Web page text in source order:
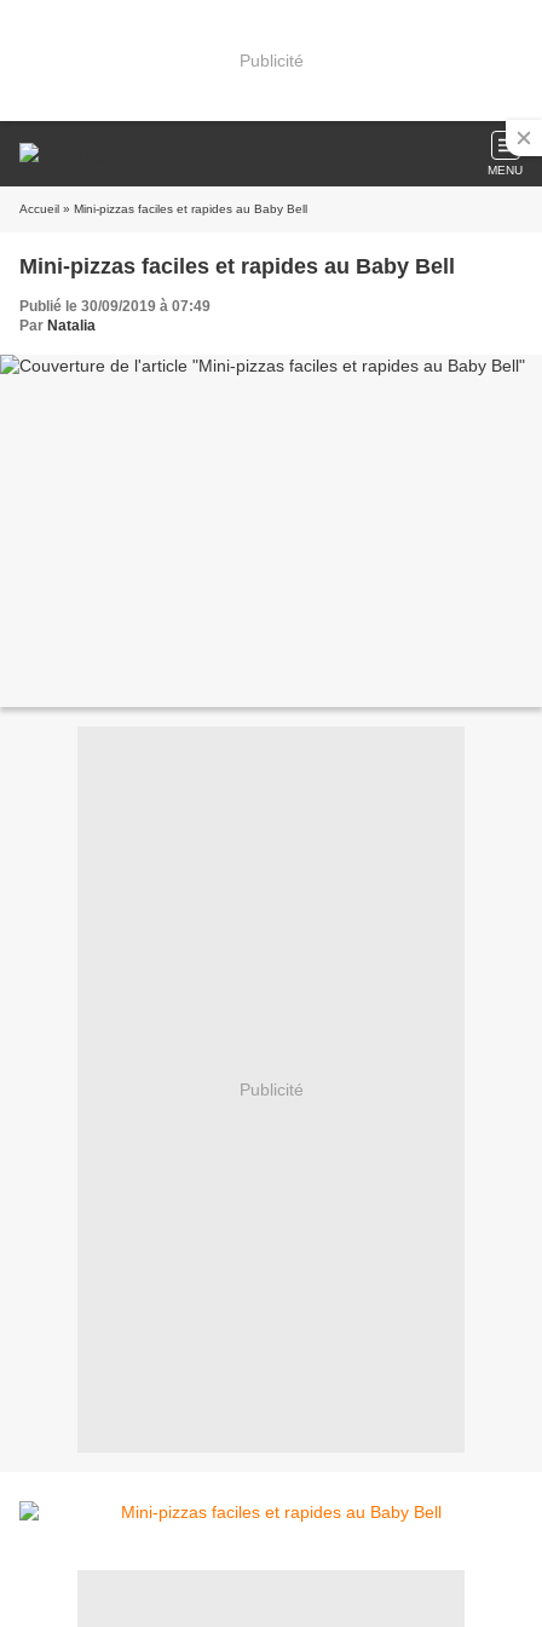
Publicité
MENU
Accueil » Mini-pizzas faciles et rapides au Baby Bell
Mini-pizzas faciles et rapides au Baby Bell
Publié le 30/09/2019 à 07:49
Par Natalia
Publicité